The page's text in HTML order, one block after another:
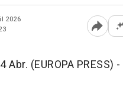
2026
Abrir
Abr. (EUROPA PRESS) -